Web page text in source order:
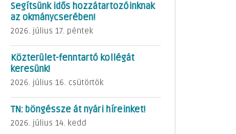
Segítsünk idős hozzátartozóinknak
az okmánycserében!
2026. július 17. péntek
Közterület-fenntartó kollégát
keresünk!
2026. július 16. csütörtök
TN: böngéssze át nyári híreinket!
2026. július 14. kedd